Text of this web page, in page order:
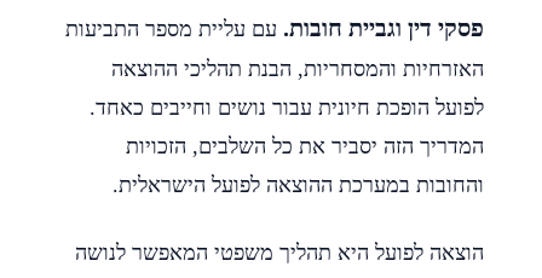
פסקי דין וגביית חובות. עם עליית מספר התביעות
האזרחיות והמסחריות, הבנת תהליכי ההוצאה
לפועל הופכת חיונית עבור נושים וחייבים כאחד.
המדריך הזה יסביר את כל השלבים, הזכויות
והחובות במערכת ההוצאה לפועל הישראלית.
הוצאה לפועל היא תהליך משפטי המאפשר לנושה